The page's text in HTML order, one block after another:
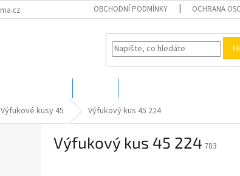
OBCHODNÍ PODMÍNKY OCHRANA
Výfukové kusy 45 Výfukový kus 45 224
Výfukový kus 45 224 783